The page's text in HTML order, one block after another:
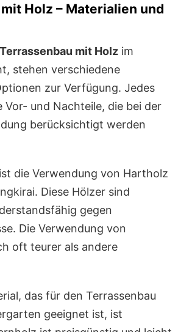
Holz – Materialien und
Terrassenbau mit Holz im
stehen verschiedene
zur Verfügung. Jedes
Vor- und Nachteile, die bei der
berücksichtigt werden
die Verwendung von Hartholz
Diese Hölzer sind
gegen
Die Verwendung von
oft teurer als andere
das für den Terrassenbau
geeignet ist, ist